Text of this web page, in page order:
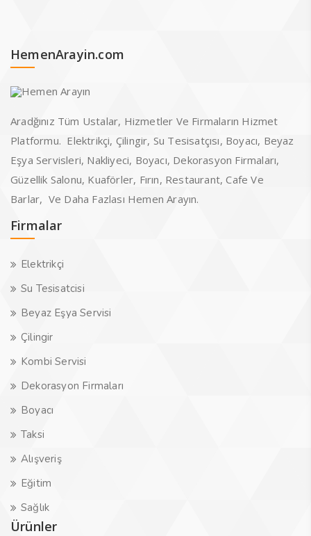
HemenArayin.com
Aradğınız Tüm Ustalar, Hizmetler Ve Firmaların Hizmet
Platformu. Elektrikçi, Çilingir, Su Tesisatçısı, Boyacı, Beyaz
Eşya Servisleri, Nakliyeci, Boyacı, Dekorasyon Firmaları,
Güzellik Salonu, Kuaförler, Fırın, Restaurant, Cafe Ve
Barlar, Ve Daha Fazlası Hemen Arayın.
Firmalar
Elektrikçi
Su Tesisatcisi
Beyaz Eşya Servisi
Çilingir
Kombi Servisi
Dekorasyon Firmaları
Boyacı
Taksi
Alışveriş
Eğitim
Sağlık
Ürünler